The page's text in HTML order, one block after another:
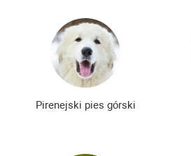
Pirenejski pies górski